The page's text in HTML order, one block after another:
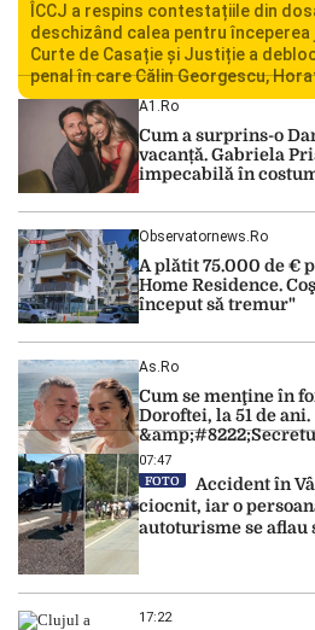
ÎCCJ a respins contestațiile din
deschizând calea pentru
Curte de Casație și Justiție a
penal în care Călin Georgescu,
persoane sunt acuzați de acțiuni
ordinii constituționale. În ședința
judecătorii de la instanța supremă
A1.ro
Cum a surprins-o
vacanță. Gabriela
impecabilă în
Observatornews.ro
A plătit 75.000 de €
Home Residence.
început să tremur"
As.ro
Cum se menţine în
Doroftei, la 51 de ani.
dezvăluit
07:47
FOTO
Accident în
ciocnit, iar o
autoturisme se aflau
17:22